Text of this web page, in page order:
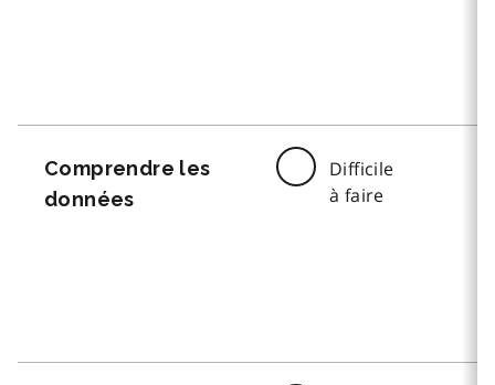
Comprendre les
données
Difficile
à faire